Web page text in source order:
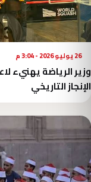
26 يوليو 2026 - 3:04 م
وزير الرياضة يهنيء
الإنجاز التاريخي